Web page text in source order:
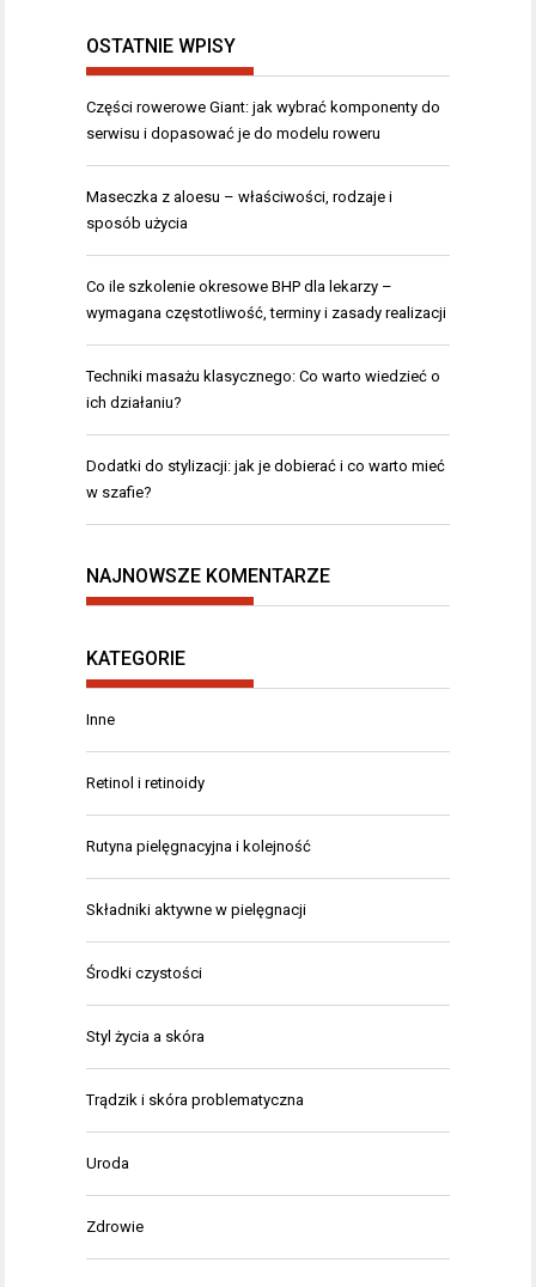
OSTATNIE WPISY
Części rowerowe Giant: jak wybrać komponenty do
serwisu i dopasować je do modelu roweru
Maseczka z aloesu – właściwości, rodzaje i
sposób użycia
Co ile szkolenie okresowe BHP dla lekarzy –
wymagana częstotliwość, terminy i zasady realizacji
Techniki masażu klasycznego: Co warto wiedzieć o
ich działaniu?
Dodatki do stylizacji: jak je dobierać i co warto mieć
w szafie?
NAJNOWSZE KOMENTARZE
KATEGORIE
Inne
Retinol i retinoidy
Rutyna pielęgnacyjna i kolejność
Składniki aktywne w pielęgnacji
Środki czystości
Styl życia a skóra
Trądzik i skóra problematyczna
Uroda
Zdrowie